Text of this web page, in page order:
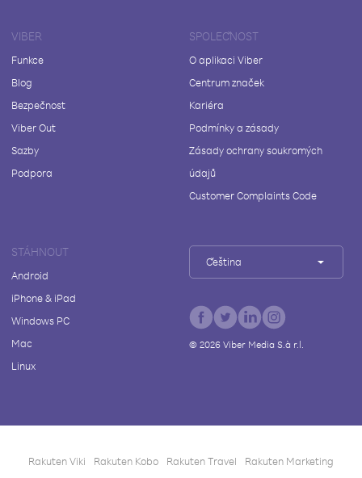
VIBER
Funkce
Blog
Bezpečnost
Viber Out
Sazby
Podpora
SPOLEČNOST
O aplikaci Viber
Centrum značek
Kariéra
Podmínky a zásady
Zásady ochrany soukromých
údajů
Customer Complaints Code
STÁHNOUT
Android
iPhone & iPad
Windows PC
Mac
Linux
Čeština
© 2026Viber Media S.à r.l.
Rakuten Viki Rakuten Kobo Rakuten Travel Rakuten Marketing